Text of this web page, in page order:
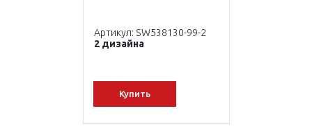
Артикул: SW538130-99-2
2 дизайна
Купить